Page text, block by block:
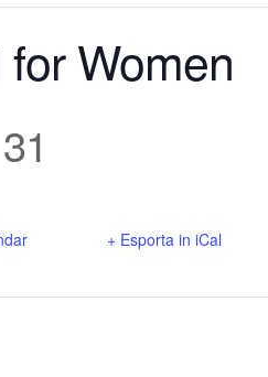
Women
+ Esporta in iCal